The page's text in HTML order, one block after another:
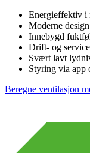
Energieffektiv i
Moderne design
Innebygd
Drift- og
Svært lavt
Styring via app
Beregne ventilasjon